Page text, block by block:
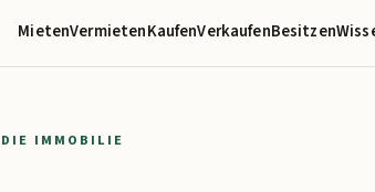
MietenVermietenKaufenVerkaufenBesitzen
IMMOBILIE